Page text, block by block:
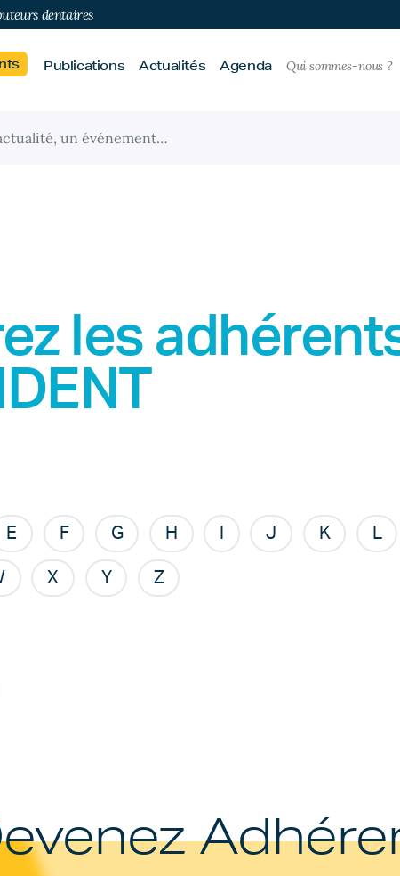
dentaires
Publications Actualités Agenda Qui sommes-nous ?
les
E F G H J K L
X Y Z